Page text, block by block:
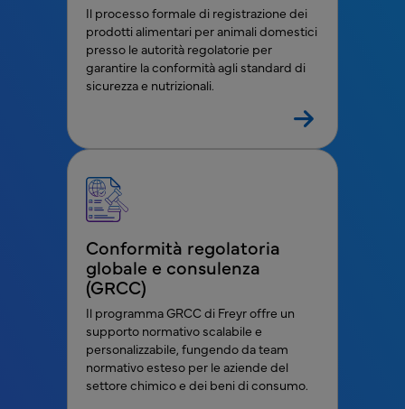
Il processo formale di registrazione dei
prodotti alimentari per animali domestici
presso le autorità regolatorie per
garantire la conformità agli standard di
sicurezza e nutrizionali.
Conformità regolatoria
globale e consulenza
(GRCC)
Il programma GRCC di Freyr offre un
supporto normativo scalabile e
personalizzabile, fungendo da team
normativo esteso per le aziende del
settore chimico e dei beni di consumo.